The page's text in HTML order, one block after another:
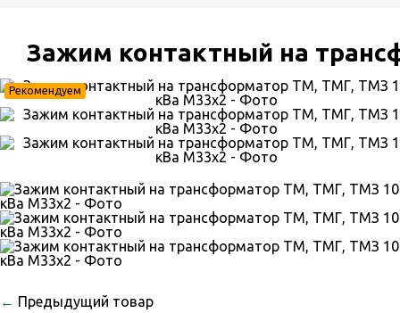
Зажим контактный на
Рекомендуем
← Предыдущий товар